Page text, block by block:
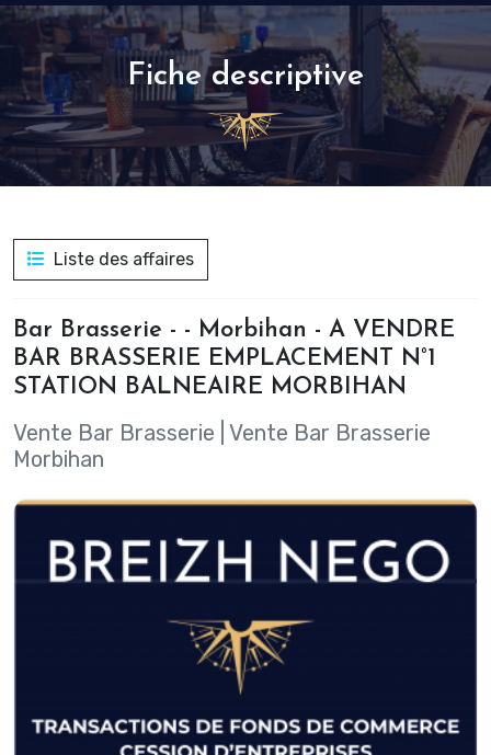
Fiche descriptive
Liste des affaires
Bar Brasserie - - Morbihan - A VENDRE
BAR BRASSERIE EMPLACEMENT N°1
STATION BALNEAIRE MORBIHAN
Vente Bar Brasserie Vente Bar Brasserie
Morbihan